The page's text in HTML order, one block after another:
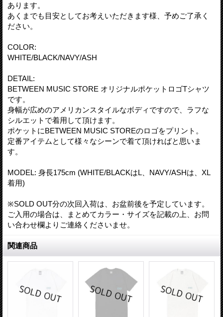
あります。
あくまでも目安としてお考えいただきます様、予めご了承く
ださい。
COLOR:
WHITE/BLACK/NAVY/ASH
DETAIL:
BETWEEN MUSIC STORE オリジナルポケットロゴTシャツ
です。
身幅が広めのアメリカンスタイルなボディですので、ラフな
シルエットで着用して頂けます。
ポケットにBETWEEN MUSIC STOREのロゴをプリント。
定番アイテムとして様々なシーンで着て頂ければと思いま
す。
MODEL: 身長175cm (WHITE/BLACKはL、NAVY/ASHは、XL
着用)
※SOLD OUT分の次回入荷は、お盆前後を予定しています。
ご入用の場合は、まとめてカラー・サイズを記載の上、お問
い合わせ欄よりご連絡くださいませ。
関連商品